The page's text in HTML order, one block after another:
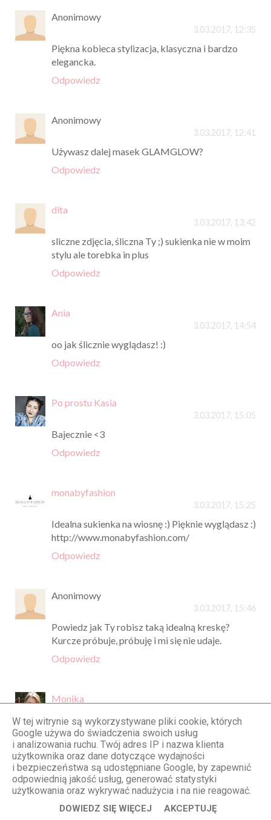
Anonimowy
3.03.2017, 12:35
Piękna kobieca stylizacja, klasyczna i bardzo
elegancka.
Odpowiedz
Anonimowy
3.03.2017, 12:41
Używasz dalej masek GLAMGLOW?
Odpowiedz
dita
3.03.2017, 13:42
sliczne zdjęcia, śliczna Ty ;) sukienka nie w moim
stylu ale torebka in plus
Odpowiedz
Ania
3.03.2017, 14:54
oo jak ślicznie wyglądasz! :)
Odpowiedz
Po prostu Kasia
3.03.2017, 15:05
Bajecznie <3
Odpowiedz
monabyfashion
3.03.2017, 15:25
Idealna sukienka na wiosnę :) Pięknie wyglądasz :)
http://www.monabyfashion.com/
Odpowiedz
Anonimowy
3.03.2017, 15:46
Powiedz jak Ty robisz taką idealną kreskę?
Kurcze próbuje, próbuję i mi się nie udaje.
Odpowiedz
Monika
Motyw sukienki ani krój może nie jest idealny, ale
całość wygląda przepięknie! Bardzo podobają mi
się dodatki oraz kurtka. Nawet mam bardzo
podobny model, w czarnym kolorze. :D
Poza tym, cudowne zdjęcia oraz paznokcie.
W tej witrynie są wykorzystywane pliki cookie, których
Google używa do świadczenia swoich usług
i analizowania ruchu. Twój adres IP i nazwa klienta
użytkownika oraz dane dotyczące wydajności
i bezpieczeństwa są udostępniane Google, by zapewnić
odpowiednią jakość usług, generować statystyki
użytkowania oraz wykrywać nadużycia i na nie reagować.
DOWIEDZ SIĘ WIĘCEJ AKCEPTUJĘ